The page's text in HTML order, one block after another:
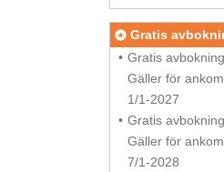
Gratis
Gratis
Gäller för
1/1-2027
Gratis
Gäller för
7/1-2028